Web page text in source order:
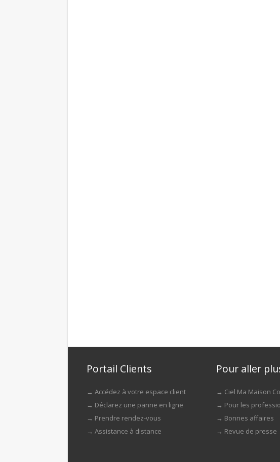
Portail Clients
→Accédez à votre espace client
→ Déclarez une panne en ligne
→ Prendre rendez-vous
→Assistance à distance
Pour aller
→ Ciel Ma Maison
→ Pour les
→ Bonnes affaires
→ Revue de presse